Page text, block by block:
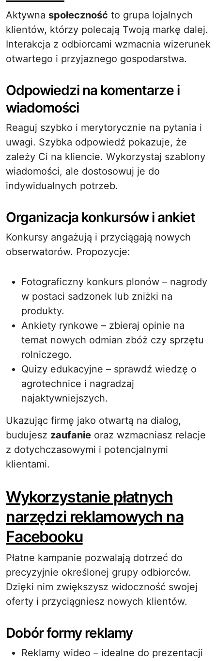
Aktywna społeczność to grupa lojalnych
klientów, którzy polecają Twoją markę dalej.
Interakcja z odbiorcami wzmacnia wizerunek
otwartego i przyjaznego gospodarstwa.
Odpowiedzi na komentarze i
wiadomości
Reaguj szybko i merytorycznie na pytania i
uwagi. Szybka odpowiedź pokazuje, że
zależy Ci na kliencie. Wykorzystaj szablony
wiadomości, ale dostosowuj je do
indywidualnych potrzeb.
Organizacja konkursów i ankiet
Konkursy angażują i przyciągają nowych
obserwatorów. Propozycje:
Fotograficzny konkurs plonów – nagrody
w postaci sadzonek lub zniżki na
produkty.
Ankiety rynkowe – zbieraj opinie na
temat nowych odmian zbóż czy sprzętu
rolniczego.
Quizy edukacyjne – sprawdź wiedzę o
agrotechnice i nagradzaj
najaktywniejszych.
Ukazując firmę jako otwartą na dialog,
budujesz zaufanie oraz wzmacniasz relacje
z dotychczasowymi i potencjalnymi
klientami.
Wykorzystanie płatnych
narzędzi reklamowych na
Facebooku
Płatne kampanie pozwalają dotrzeć do
precyzyjnie określonej grupy odbiorców.
Dzięki nim zwiększysz widoczność swojej
oferty i przyciągniesz nowych klientów.
Dobór formy reklamy
Reklamy wideo – idealne do prezentacji